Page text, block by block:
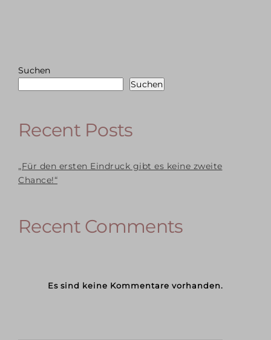
Suchen
Suchen
Recent Posts
„Für den ersten Eindruck gibt es keine zweite
Chance!“
Recent Comments
Es sind keine Kommentare vorhanden.